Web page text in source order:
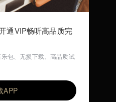
城故事
通VIP畅听高品质完
包、无损下载、高品质试
APP